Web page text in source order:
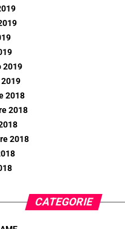
2019
2018
2018
2018
CATEGORIE